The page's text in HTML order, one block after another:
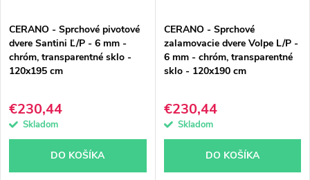
CERANO - Sprchové pivotové
dvere Santini Ľ/P - 6 mm -
chróm, transparentné sklo -
120x195 cm
€230,44
Skladom
DO KOŠÍKA
CERANO - Sprchové
zalamovacie dvere Volpe L/P -
6 mm - chróm, transparentné
sklo - 120x190 cm
€230,44
Skladom
DO KOŠÍKA